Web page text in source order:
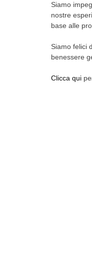
Siamo
nostre
base alle
Siamo felici
benessere
Clicca qui